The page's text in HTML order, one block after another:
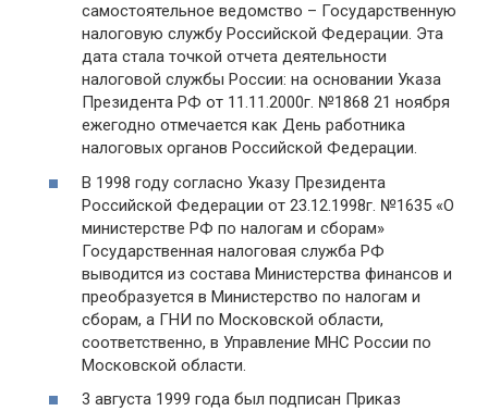
самостоятельное ведомство – Государственную
налоговую службу Российской Федерации. Эта
дата стала точкой отчета деятельности
налоговой службы России: на основании Указа
Президента РФ от 11.11.2000г. №1868 21 ноября
ежегодно отмечается как День работника
налоговых органов Российской Федерации.
В 1998 году согласно Указу Президента
Российской Федерации от 23.12.1998г. №1635 «О
министерстве РФ по налогам и сборам»
Государственная налоговая служба РФ
выводится из состава Министерства финансов и
преобразуется в Министерство по налогам и
сборам, а ГНИ по Московской области,
соответственно, в Управление МНС России по
Московской области.
3 августа 1999 года был подписан Приказ